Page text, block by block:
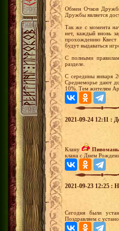
Обмен Очков
Дружбы является
Так же с момента
нет, каждый вновь
прохождению Квест
будут выдаваться
С полными
разделе.
С середины января
Среднеморье дают
10%. Тем жителям
2021-09-24 12:11 :
Клану
клана с Днем
2021-09-23 12:25 :
Сегодня были
Поздравляем с